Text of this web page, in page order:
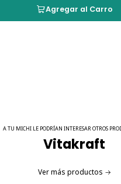
Agregar al Carro
A TU MICHI LE PODRÍAN INTERESAR OTROS
Vitakraft
Ver más productos